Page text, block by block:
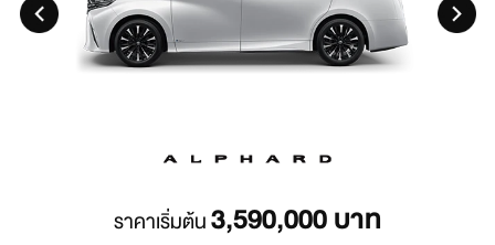
ราคาเริ่มต้น3,590,000บาท